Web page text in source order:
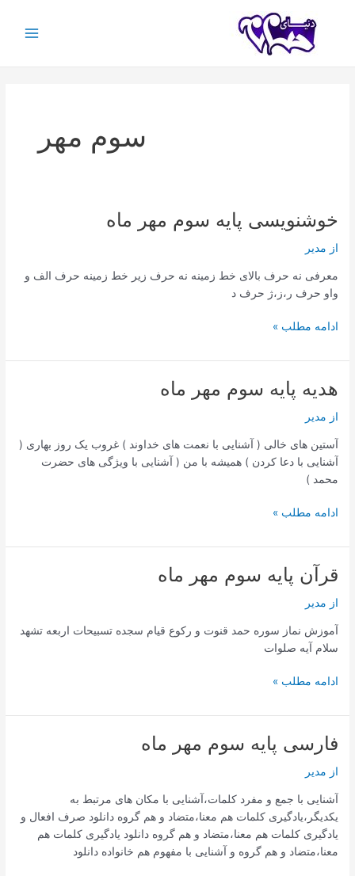
سوم مهر
خوشنویسی پایه سوم مهر ماه
از مدیر
معرفی نه حرف بالای خط زمینه نه حرف زیر خط زمینه حرف الف و
واو حرف ر،ز،ژ حرف د
خوشنویسی
سوم
ماه
ادامه مطلب »
هدیه پایه سوم مهر ماه
از مدیر
آستین های خالی ( آشنایی با نعمت های خداوند ) غروب یک روز بهاری (
آشنایی با دعا کردن ) همیشه با من ( آشنایی با ویژگی های حضرت
محمد )
هدیه
سوم
ماه
ادامه مطلب »
قرآن پایه سوم مهر ماه
از مدیر
آموزش نماز سوره حمد قنوت و رکوع قیام سجده تسبیحات اربعه تشهد
سلام آیه صلوات
قرآن
سوم
مهر
ماه
ادامه مطلب »
فارسی پایه سوم مهر ماه
از مدیر
آشنایی با جمع و مفرد کلمات،آشنایی با مکان های مرتبط به
یکدیگر،یادگیری کلمات هم معنا،متضاد و هم گروه دانلود صرف افعال و
یادگیری کلمات هم معنا،متضاد و هم گروه دانلود یادگیری کلمات هم
معنا،متضاد و هم گروه و آشنایی با مفهوم هم خانواده دانلود